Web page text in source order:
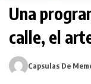
Una
calle, el
Capsulas De